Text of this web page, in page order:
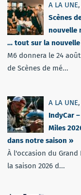
A LA UNE,
Scènes
nouvelle
… tout sur la nouvelle
M6 donnera le 24
de Scènes de mé...
A LA UNE,
IndyCar
Miles
dans notre saison »
À l'occasion du
la saison 2026 d...